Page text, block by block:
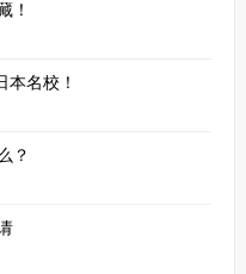
！
名校！
？